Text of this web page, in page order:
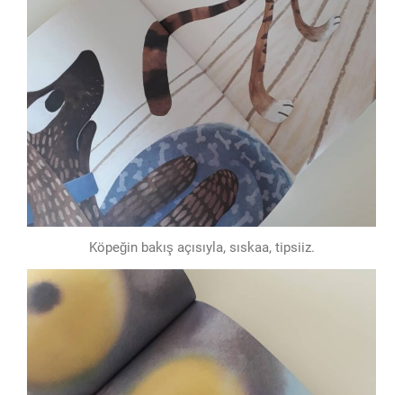
Köpeğin bakış açısıyla, sıskaa, tipsiiz.